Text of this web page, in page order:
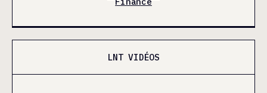
LNT VIDÉOS